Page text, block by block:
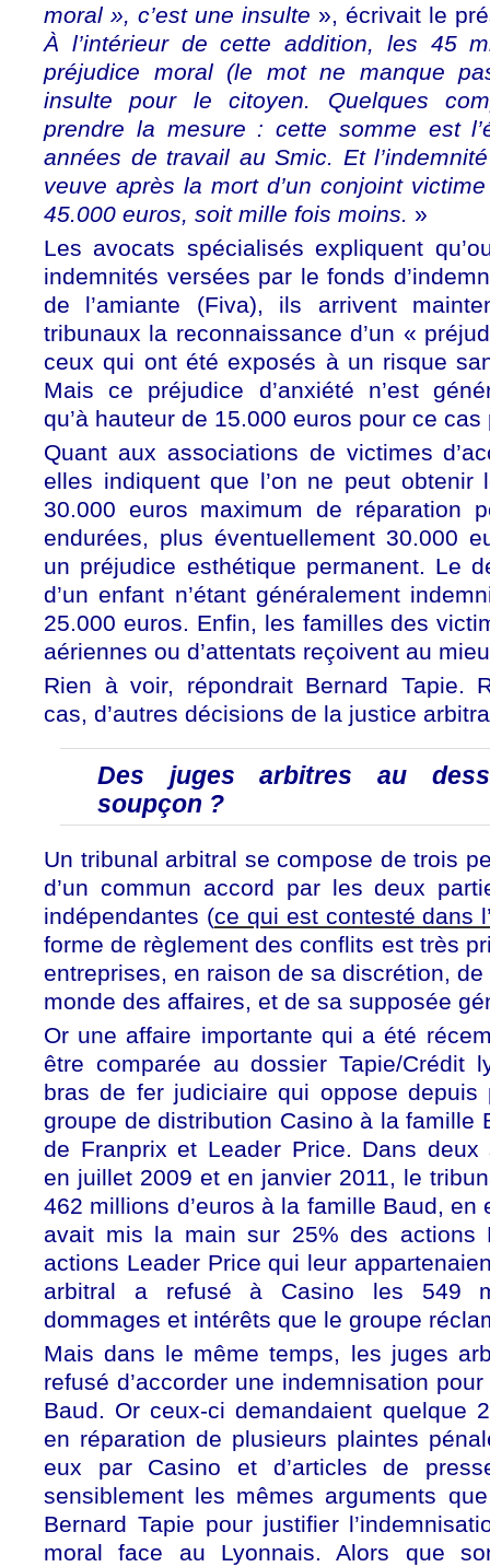
moral », c’est une insulte », écrivait le
À l’intérieur de cette addition, les 45
préjudice moral (le mot ne manque
insulte pour le citoyen. Quelques
prendre la mesure : cette somme est
années de travail au Smic. Et
veuve après la mort d’un conjoint
45.000 euros, soit mille fois moins. »
Les avocats spécialisés expliquent
indemnités versées par le fonds
de l’amiante (Fiva), ils arrivent
tribunaux la reconnaissance d’un «
ceux qui ont été exposés à un risque
Mais ce préjudice d’anxiété n’est
qu’à hauteur de 15.000 euros pour ce cas
Quant aux associations de victimes
elles indiquent que l’on ne peut obtenir
30.000 euros maximum de réparation
endurées, plus éventuellement 30.000
un préjudice esthétique permanent. Le
d’un enfant n’étant généralement
25.000 euros. Enfin, les familles des
aériennes ou d’attentats reçoivent au
Rien à voir, répondrait Bernard Tapie.
cas, d’autres décisions de la justice
Des juges arbitres au
soupçon ?
Un tribunal arbitral se compose de trois
d’un commun accord par les deux
indépendantes (ce qui est contesté dans
forme de règlement des conflits est très
entreprises, en raison de sa discrétion,
monde des affaires, et de sa supposée
Or une affaire importante qui a été
être comparée au dossier Tapie/Crédit
bras de fer judiciaire qui oppose depuis
groupe de distribution Casino à la famille
de Franprix et Leader Price. Dans deux
en juillet 2009 et en janvier 2011, le
462 millions d’euros à la famille Baud, en
avait mis la main sur 25% des actions
actions Leader Price qui leur
arbitral a refusé à Casino les 549
dommages et intérêts que le groupe
Mais dans le même temps, les juges
refusé d’accorder une indemnisation
Baud. Or ceux-ci demandaient quelque
en réparation de plusieurs plaintes
eux par Casino et d’articles de
sensiblement les mêmes arguments
Bernard Tapie pour justifier
moral face au Lyonnais. Alors que